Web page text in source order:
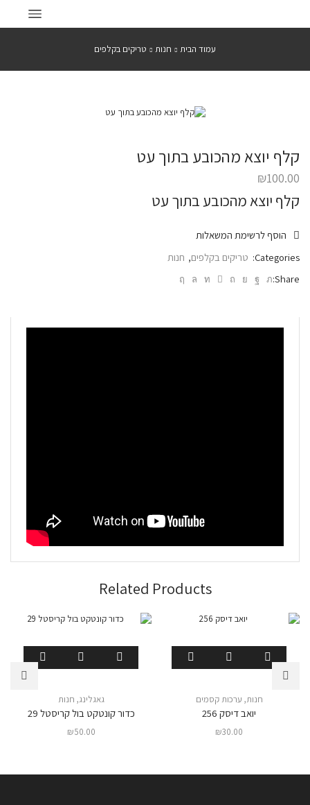
עמוד הבית חנות טריקים בקלפים
קלף יוצא מהכובע בתוך עט
₪100.00
קלף יוצא מהכובע בתוך עט
הוסף לרשימת המשאלות
Categories: טריקים בקלפים, חנות
Share:
Related Products
חנות, ערכות קסמים
יואב דיסק 256
₪30.00
גאגלינג, חנות
כדור קונטקט בול קריסטל 29
₪50.00